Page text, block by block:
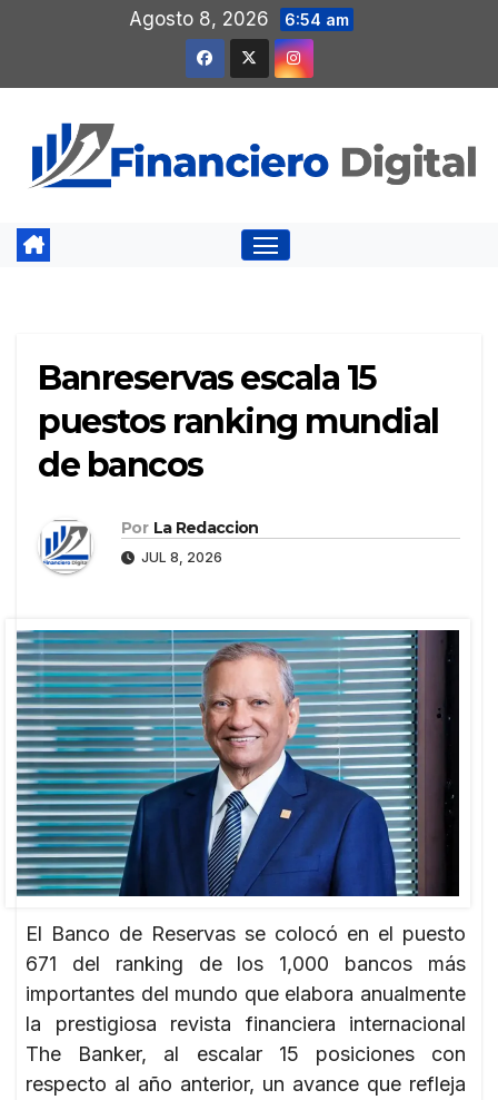
contenido
Agosto 8, 2026 6:54 am
Banreservas escala 15
puestos ranking mundial
de bancos
Por La Redaccion
JUL 8, 2026
El Banco de Reservas se colocó en el puesto
671 del ranking de los 1,000 bancos más
importantes del mundo que elabora anualmente
la prestigiosa revista financiera internacional
The Banker, al escalar 15 posiciones con
respecto al año anterior, un avance que refleja